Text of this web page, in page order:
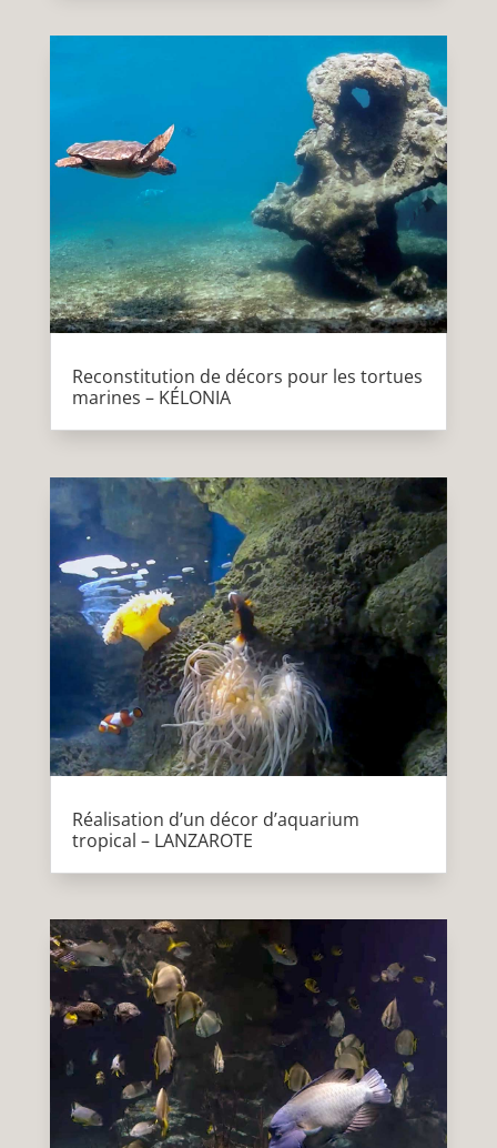
Reconstitution de décors pour les tortues
marines – KÉLONIA
Réalisation d’un décor d’aquarium
tropical – LANZAROTE